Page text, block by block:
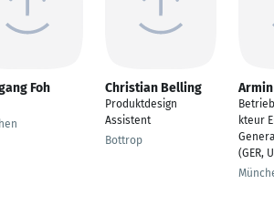
Foh Christian Belling
Produktdesign
Assistent
Bottrop
kteur
(GER,